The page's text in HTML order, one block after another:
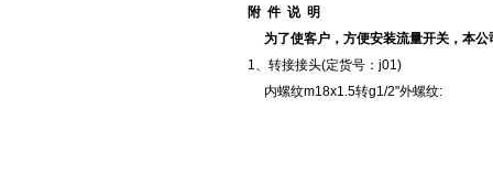
附 件 说 明
为了使客户，方便安装流量开关，本公
1、转接接头(定货号：j01)
内螺纹m18x1.5转g1/2"外螺纹: